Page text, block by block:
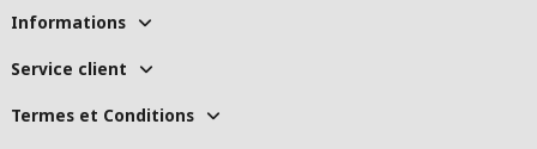
Informations
Service client
Termes et Conditions